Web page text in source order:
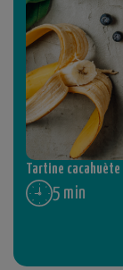
5 min
Tartine